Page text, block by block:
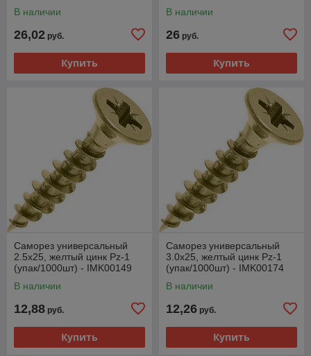
В наличии
26,02 руб.
Купить
В наличии
26 руб.
Купить
Саморез универсальный
2.5х25, желтый цинк Pz-1
(упак/1000шт) - IMK00149
В наличии
12,88 руб.
Купить
Саморез универсальный
3.0х25, желтый цинк Pz-1
(упак/1000шт) - IMK00174
В наличии
12,26 руб.
Купить